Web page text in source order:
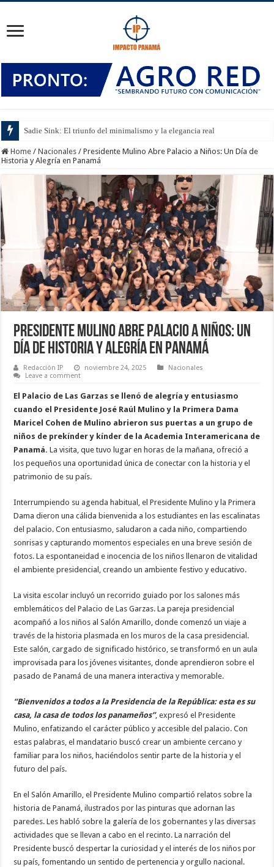
Sadie Sink: El triunfo del minimalismo y la elegancia real
Home / Nacionales / Presidente Mulino Abre Palacio a Niños: Un Día de
Historia y Alegría en Panamá
Presidente Mulino Abre Palacio a Niños: Un
Día de Historia y Alegría en Panamá
Redacción IP noviembre 24, 2025
Nacionales
Leave a comment
El Palacio de Las Garzas se llenó de alegría y entusiasmo
cuando el Presidente José Raúl Mulino y la Primera Dama
Maricel Cohen de Mulino abrieron sus puertas a un grupo de
niños de prekínder y kínder de la Academia Interamericana de
Panamá. La visita, que tuvo lugar en horas de la mañana, ofreció a
los pequeños una oportunidad única de conectar con la historia y el
patrimonio de su país.
Interrumpiendo su agenda habitual, el Presidente Mulino y la Primera
Dama dieron una cálida bienvenida a los estudiantes en las escalinatas
del palacio. Con entusiasmo, saludaron a cada niño, compartiendo
sonrisas y capturando momentos especiales en una breve sesión de
fotos. La espontaneidad e inocencia de los niños llenaron de vitalidad
el ambiente presidencial, creando un ambiente festivo y educativo.
La visita escolar incluyó un recorrido guiado por los salones más
emblemáticos del Palacio de Las Garzas. La pareja presidencial
acompañó a los niños al Salón Amarillo, donde comenzó un viaje a
través de la historia plasmada en los muros de la casa presidencial.
Este salón, cargado de significado histórico, se transformó en un aula
improvisada para los jóvenes visitantes, donde aprendieron sobre el
pasado de Panamá de una manera interactiva y memorable.
“Bienvenidos a todos a la Presidencia de la República: esta es su
casa, la casa de todos los panameños”, expresó el Presidente
Mulino, enfatizando el carácter público y accesible del palacio. Con
estas palabras, el mandatario buscó crear un ambiente cercano y
familiar para los niños, haciéndolos sentir parte de la historia y el
futuro del país.
En el Salón Amarillo, el Presidente Mulino compartió relatos sobre la
historia de Panamá, ilustrados por las pinturas que adornan las
paredes. Les habló sobre la galería de los gobernantes y las diversas
actividades que se llevan a cabo en el recinto. La narración del
Presidente buscó despertar la curiosidad y el interés de los niños por
su país, fomentando un sentido de pertenencia y orgullo nacional.